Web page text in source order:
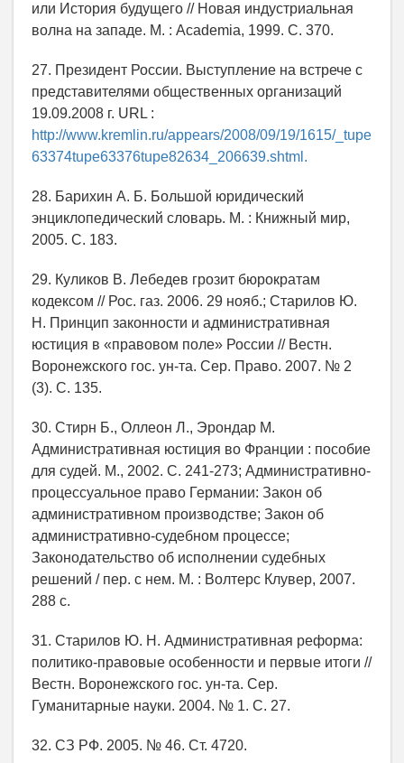
или История будущего // Новая индустриальная
волна на западе. М. : Academia, 1999. С. 370.
27. Президент России. Выступление на встрече с
представителями общественных организаций
19.09.2008 г. URL :
http://www.kremlin.ru/appears/2008/09/19/1615/_tupe
63374tupe63376tupe82634_206639.shtml.
28. Барихин А. Б. Большой юридический
энциклопедический словарь. М. : Книжный мир,
2005. С. 183.
29. Куликов В. Лебедев грозит бюрократам
кодексом // Рос. газ. 2006. 29 нояб.; Старилов Ю.
Н. Принцип законности и административная
юстиция в «правовом поле» России // Вестн.
Воронежского гос. ун-та. Сер. Право. 2007. № 2
(3). С. 135.
30. Стирн Б., Оллеон Л., Эрондар М.
Административная юстиция во Франции : пособие
для судей. М., 2002. С. 241-273; Административно-
процессуальное право Германии: Закон об
административном производстве; Закон об
административно-судебном процессе;
Законодательство об исполнении судебных
решений / пер. с нем. М. : Волтерс Клувер, 2007.
288 с.
31. Старилов Ю. Н. Административная реформа:
политико-правовые особенности и первые итоги //
Вестн. Воронежского гос. ун-та. Сер.
Гуманитарные науки. 2004. № 1. С. 27.
32. СЗ РФ. 2005. № 46. Ст. 4720.